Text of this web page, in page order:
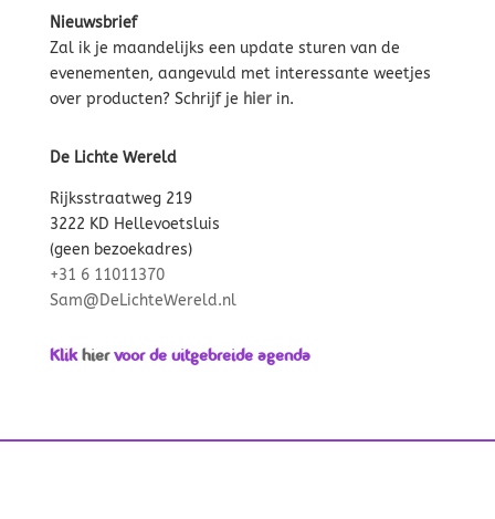
Nieuwsbrief
Zal ik je maandelijks een update sturen van de
evenementen, aangevuld met interessante weetjes
over producten? Schrijf je hierin.
De Lichte Wereld
Rijksstraatweg 219
3222 KD Hellevoetsluis
(geen bezoekadres)
+31 6 11011370
Sam@DeLichteWereld.nl
Klikhiervoor de uitgebreide agenda